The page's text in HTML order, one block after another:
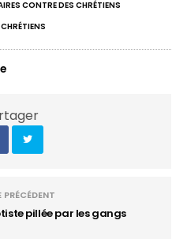
CONTRE DES CHRÉTIENS
PRÉCÉDENT
pillée par les gangs